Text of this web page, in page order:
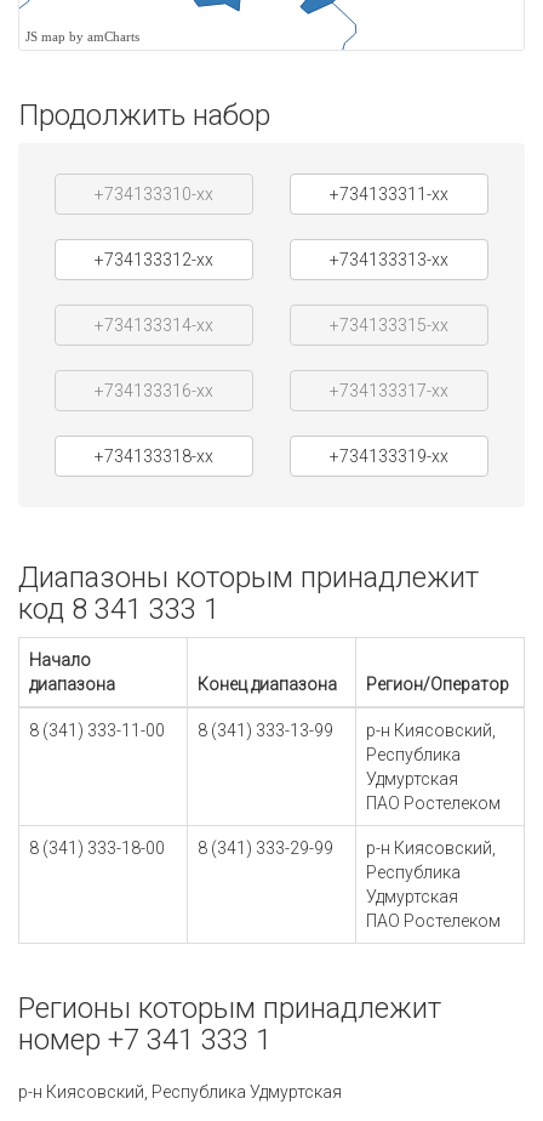
JS map by amCharts
Продолжить набор
+734133310-xx +734133311-xx
+734133312-xx +734133313-xx
+734133314-xx +734133315-xx
+734133316-xx +734133317-xx
+734133318-xx +734133319-xx
Диапазоны которым принадлежит
код 8 341 333 1
Начало
диапазона
Конец диапазона Регион/Оператор
8 (341) 333-11-00 8 (341) 333-13-99
р-н Киясовский,
Республика
Удмуртская
ПАО Ростелеком
8 (341) 333-18-00 8 (341) 333-29-99
р-н Киясовский,
Республика
Удмуртская
ПАО Ростелеком
Регионы которым принадлежит
номер +7 341 333 1
р-н Киясовский, Республика Удмуртская